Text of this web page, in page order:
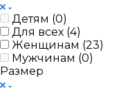
Детям (0)
Для всех (4)
Женщинам (23)
Мужчинам (0)
Размер